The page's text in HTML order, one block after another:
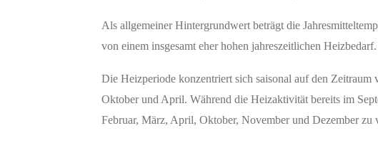
Als allgemeiner Hintergrundwert beträgt die
von einem insgesamt eher hohen jahreszeitlichen Heizbedarf.
Die Heizperiode konzentriert sich saisonal auf den
Oktober und April. Während die Heizaktivität bereits im
Februar, März, April, Oktober, November und Dezember zu